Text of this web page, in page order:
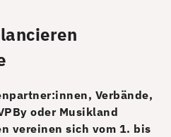
Verbände,
oder Musikland
vereinen sich vom 1. bis